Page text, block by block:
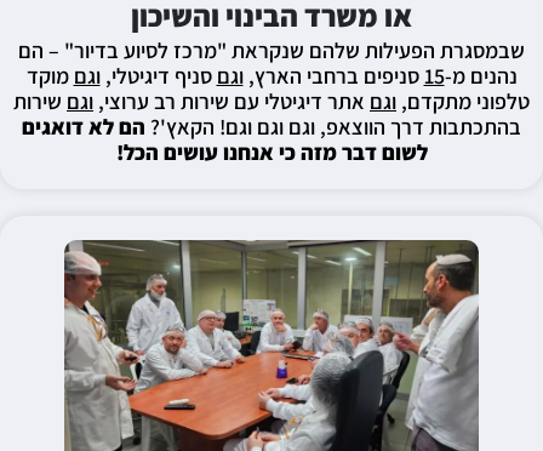
או משרד הבינוי והשיכון
שבמסגרת הפעילות שלהם שנקראת "מרכז לסיוע בדיור" – הם
נהנים מ-15סניפים ברחבי הארץ,וגם סניף דיגיטלי,וגם מוקד
טלפוני מתקדם, וגם אתר דיגיטלי עם שירות רב ערוצי, וגם שירות
בהתכתבות דרך הווצאפ, וגם וגם וגם! הקאץ'? הם לא דואגים
לשום דבר מזה כי אנחנו עושים הכל!